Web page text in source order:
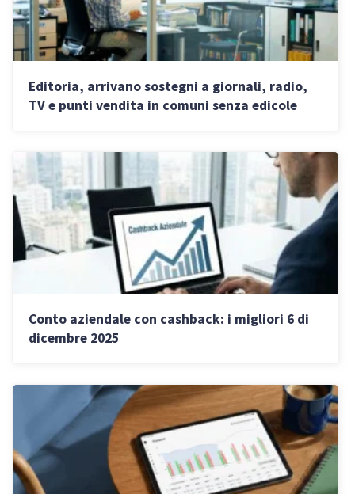
Editoria, arrivano sostegni a giornali, radio,
TV e punti vendita in comuni senza edicole
Conto aziendale con cashback: i migliori 6 di
dicembre 2025